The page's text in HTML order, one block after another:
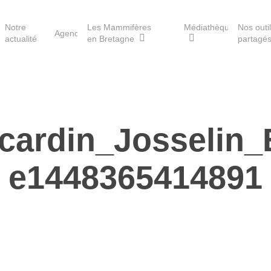
Les Havres de paix pour la
loutre
Les Refuges pour les
chauves-souris
Notre
actualité
Agenda
Les Mammifères
en Bretagne
Médiathèque
Nos
partagés
e1448365414891